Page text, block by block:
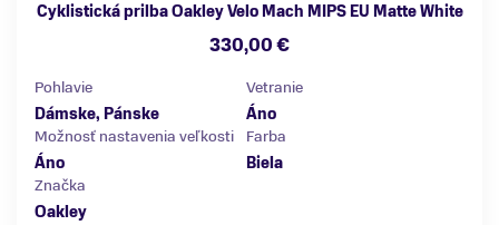
Cyklistická prilba Oakley Velo Mach MIPS EU Matte White
330,00 €
Pohlavie
Dámske, Pánske
Vetranie
Áno
Možnosť nastavenia veľkosti
Áno
Farba
Biela
Značka
Oakley